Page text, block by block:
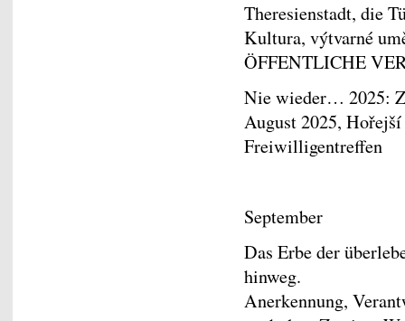
Theresienstadt, die
Kultura, výtvarné
ÖFFENTLICHE
Nie wieder… 2025:
August 2025,
Freiwilligentreffen
September
Das Erbe der
hinweg.
Anerkennung,